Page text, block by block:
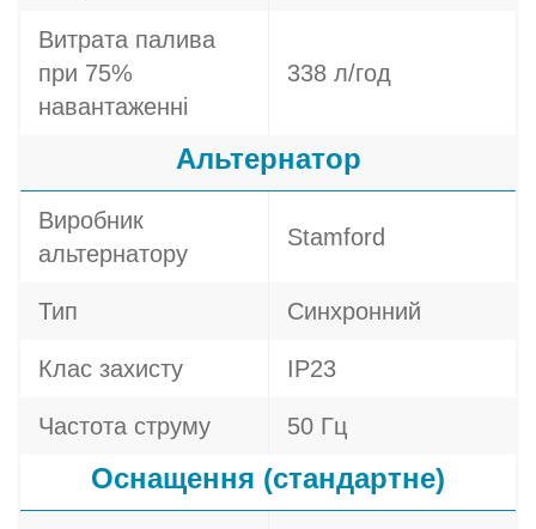
Витрата палива
при 75%
навантаженні
338 л/год
Альтернатор
Виробник
альтернатору
Stamford
Тип Синхронний
Клас захисту IP23
Частота струму 50 Гц
Оснащення (стандартне)